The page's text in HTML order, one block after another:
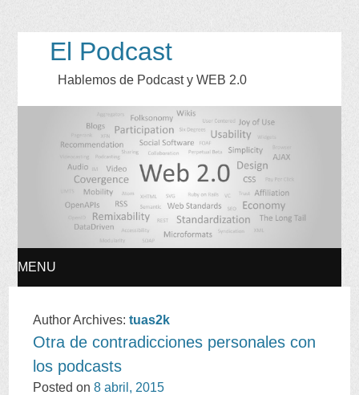
El Podcast
Hablemos de Podcast y WEB 2.0
MENU
TO
CONTENT
Author Archives:tuas2k
Otra de contradicciones personales con
los podcasts
Posted on8 abril, 2015